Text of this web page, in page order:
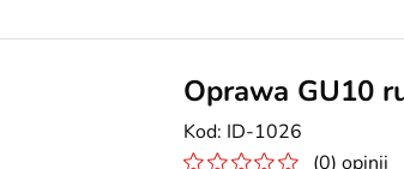
Oprawa GU10
ID-1026
(0) opinii